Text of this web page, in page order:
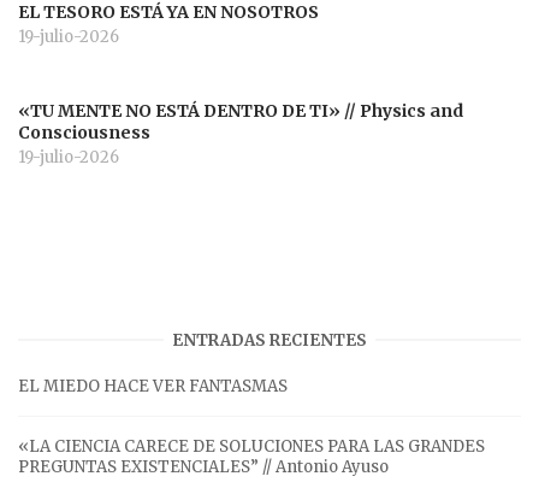
EL TESORO ESTÁ YA EN NOSOTROS
19-julio-2026
«TU MENTE NO ESTÁ DENTRO DE TI» // Physics and
Consciousness
19-julio-2026
ENTRADAS RECIENTES
EL MIEDO HACE VER FANTASMAS
«LA CIENCIA CARECE DE SOLUCIONES PARA LAS GRANDES
PREGUNTAS EXISTENCIALES” // Antonio Ayuso